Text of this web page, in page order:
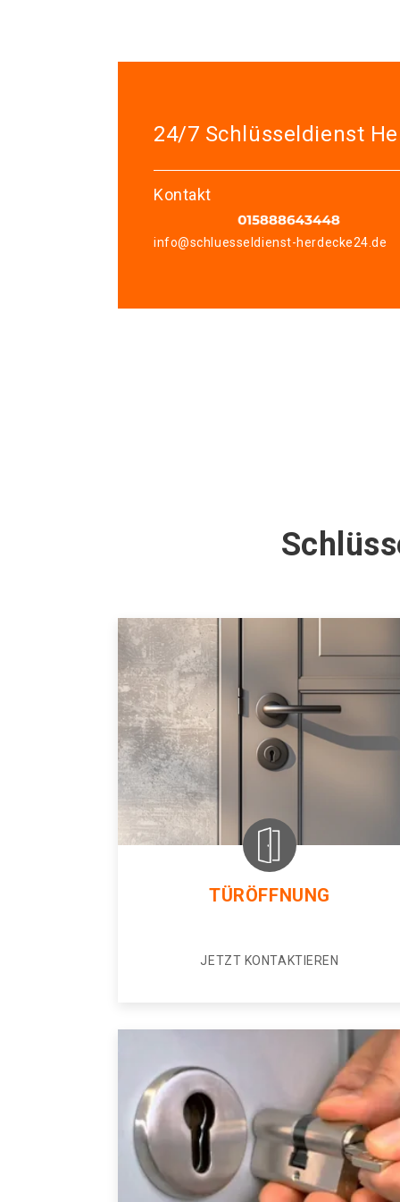
24/7 Schlüsseldienst
Kontakt
info@schluesseldienst-herdecke24.de
TÜRÖFFNUNG
JETZT KONTAKTIEREN